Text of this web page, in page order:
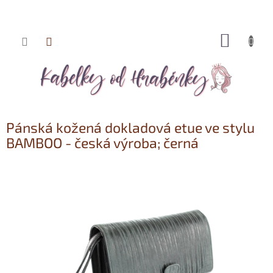
Přejít
Pánská kožená dokladová etue ve stylu
BAMBOO - česká výroba; černá